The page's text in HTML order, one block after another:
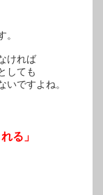
ければ
しても
ですよね。
る」